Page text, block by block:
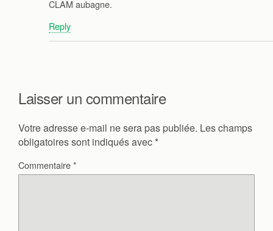
CLAM aubagne.
Reply
Laisser un commentaire
Votre adresse e-mail ne sera pas publiée. Les champs
obligatoires sont indiqués avec *
Commentaire*